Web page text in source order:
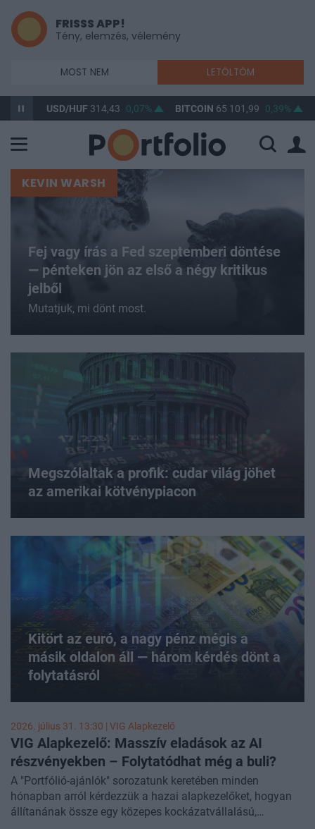
FRISSS APP!
Tény, elemzés, vélemény
MOST NEM LETÖLTÖM
USD/HUF 314,43 0,07% BITCOIN 65 101,99 0,39% BUX 148
KEVIN WARSH
Fej vagy írás a Fed szeptemberi döntése
— pénteken jön az első a négy kritikus
jelből
Mutatjuk, mi dönt most.
Megszólaltak a profik: cudar világ jöhet
az amerikai kötvénypiacon
Kitört az euró, a nagy pénz mégis a
másik oldalon áll — három kérdés dönt a
folytatásról
2026. július 31. 13:30 | VIG Alapkezelő
VIG Alapkezelő: Masszív eladások az AI
részvényekben – Folytatódhat még a buli?
A "Portfólió-ajánlók" sorozatunk keretében minden
hónapban arról kérdezzük a hazai alapkezelőket, hogyan
állítanának össze egy közepes kockázatvállalású,